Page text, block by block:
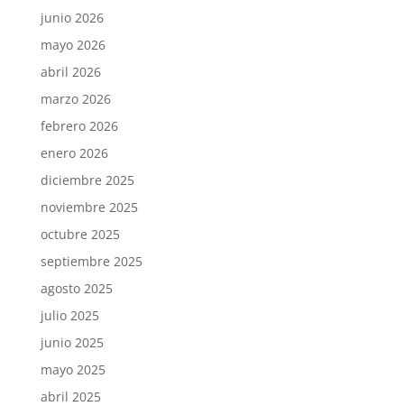
junio 2026
mayo 2026
abril 2026
marzo 2026
febrero 2026
enero 2026
diciembre 2025
noviembre 2025
octubre 2025
septiembre 2025
agosto 2025
julio 2025
junio 2025
mayo 2025
abril 2025